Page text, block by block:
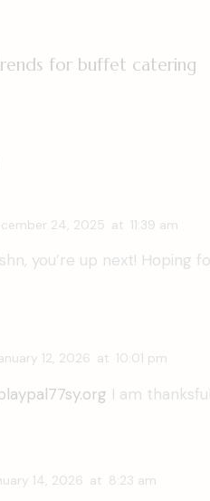
for buffet catering
24, 2025 at 11:39 am
you’re up next! Hoping
12, 2026 at 10:01 pm
I am
14, 2026 at 8:23 am